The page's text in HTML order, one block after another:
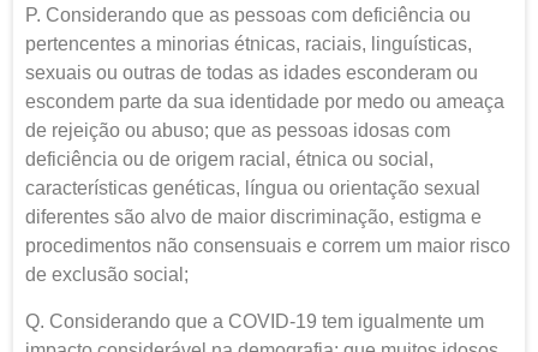
P. Considerando que as pessoas com deficiência ou
pertencentes a minorias étnicas, raciais, linguísticas,
sexuais ou outras de todas as idades esconderam ou
escondem parte da sua identidade por medo ou ameaça
de rejeição ou abuso; que as pessoas idosas com
deficiência ou de origem racial, étnica ou social,
características genéticas, língua ou orientação sexual
diferentes são alvo de maior discriminação, estigma e
procedimentos não consensuais e correm um maior risco
de exclusão social;
Q. Considerando que a COVID-19 tem igualmente um